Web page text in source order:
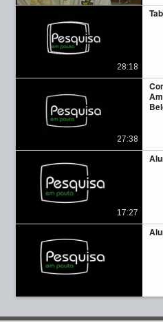
28:18
27:38
17:27